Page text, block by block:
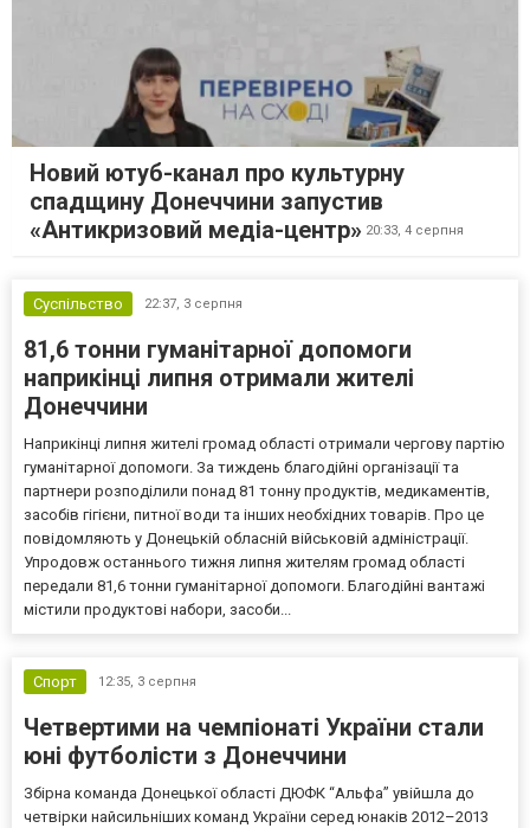
Новий ютуб-канал про культурну
спадщину Донеччини запустив
«Антикризовий медіа-центр» 20:33, 4 серпня
Суспільство 22:37, 3 серпня
81,6 тонни гуманітарної допомоги
наприкінці липня отримали жителі
Донеччини
Наприкінці липня жителі громад області отримали чергову партію
гуманітарної допомоги. За тиждень благодійні організації та
партнери розподілили понад 81 тонну продуктів, медикаментів,
засобів гігієни, питної води та інших необхідних товарів. Про це
повідомляють у Донецькій обласній військовій адміністрації.
Упродовж останнього тижня липня жителям громад області
передали 81,6 тонни гуманітарної допомоги. Благодійні вантажі
містили продуктові набори, засоби...
Спорт 12:35, 3 серпня
Четвертими на чемпіонаті України стали
юні футболісти з Донеччини
Збірна команда Донецької області ДЮФК “Альфа” увійшла до
четвірки найсильніших команд України серед юнаків 2012–2013